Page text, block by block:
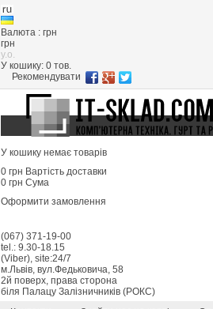
Валюта : грн
грн
y.o.
У кошику: 0 тов.
Рекомендувати
У кошику немає товарів
0 грн Вартість доставки
0 грн Сума
Оформити замовлення
(067) 371-19-00
tel.: 9.30-18.15
(Viber), site:24/7
м.Львів, вул.Федьковича, 58
2й поверх, права сторона
біля Палацу Залізничників (РОКС)